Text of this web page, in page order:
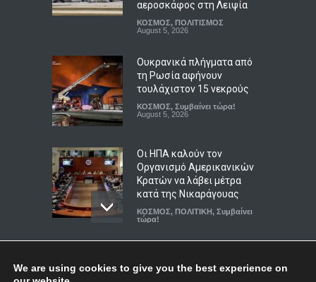
Τραγωδία στην Κρήτη:
Ολλανδή τουρίστρια
προσπαθώντας να σώσει
τη φίλη της μπροστά σε
ανήλικα παιδιά
ΑΠΟΨΕΙΣ ,ΚΟΙΝΩΝΙΚΑ
August 6, 2026
ΚΟΣΜΟΣ ,ΠΟΛΙΤΙΣΜΟΣ
August 5, 2026
τη Ρωσία αφήνουν
τουλάχιστον 15 νεκρούς
ΚΟΣΜΟΣ,Συμβαίνει τώρα!
August 5, 2026
Οργανισμό Αμερικανικών
Κρατών να λάβει μέτρα
κατά της Νικαράγουας
ΚΟΣΜΟΣ ,ΠΟΛΙΤΙΚΗ, Συμβαίνει
τώρα!
August 6, 2026
πυροσβεστών στη μάχη με
We are using cookies to give you the best experience on